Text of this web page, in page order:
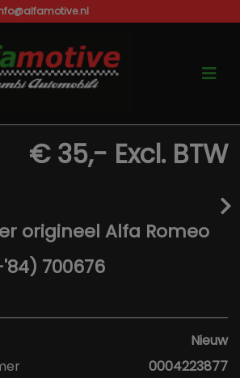
€ 35,- Excl. BTW
origineel Alfa Romeo
700676
Nieuw
0004223877